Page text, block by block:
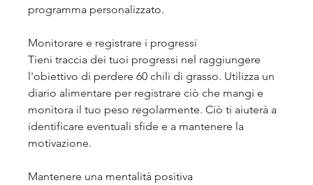
programma personalizzato.
Monitorare e registrare i progressi
Tieni traccia dei tuoi progressi nel raggiungere
l'obiettivo di perdere 60 chili di grasso. Utilizza un
diario alimentare per registrare ciò che mangi e
monitora il tuo peso regolarmente. Ciò ti aiuterà a
identificare eventuali sfide e a mantenere la
motivazione.
Mantenere una mentalità positiva